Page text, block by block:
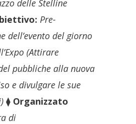
delle Stelline
Pre-
dell’evento del giorno
(Attirare
pubbliche alla nuova
e divulgare le sue
⧫ Organizzato
di